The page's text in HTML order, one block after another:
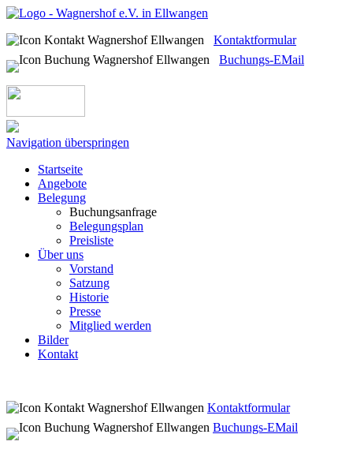
Kontaktformular
Buchungs-EMail
Navigation überspringen
Startseite
Angebote
Belegung
Buchungsanfrage
Belegungsplan
Preisliste
Über uns
Vorstand
Satzung
Historie
Presse
Mitglied werden
Bilder
Kontakt
Kontaktformular
Buchungs-EMail